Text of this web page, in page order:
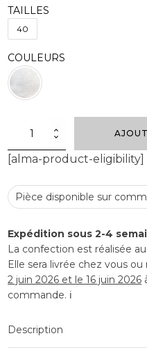
TAILLES
40
COULEURS
quantité
HAUT
[alma-product-eligibility]
Pièce disponible sur
Expédition sous 2-4
La confection est réalisée
Elle sera livrée chez vous
2 juin 2026 et le 16 juin 2026
commande. ℹ️
Description